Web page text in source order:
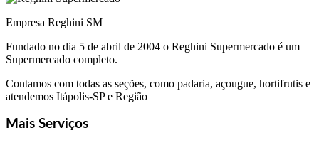
Empresa Reghini SM
Fundado no dia 5 de abril de 2004 o Reghini Supermercado é um
Supermercado completo.
Contamos com todas as seções, como padaria, açougue, hortifrutis e
atendemos Itápolis-SP e Região
Mais Serviços